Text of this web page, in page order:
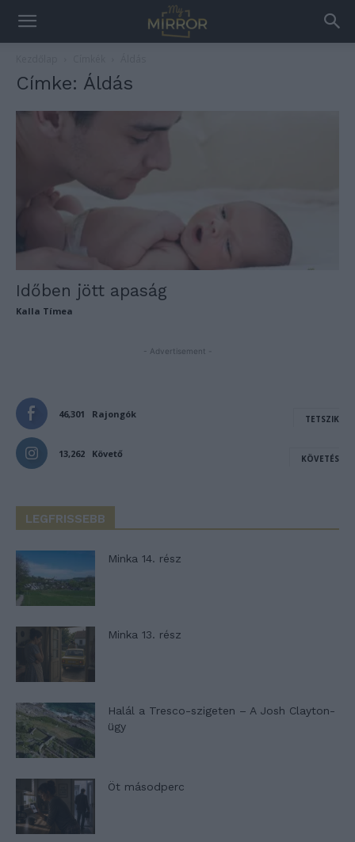
Címke: Áldás
Időben jött apaság
Kalla Tímea
- Advertisement -
46,301 Rajongók TETSZIK
13,262 Követő KÖVETÉS
LEGFRISSEBB
Minka 14. rész
Minka 13. rész
Halál a Tresco-szigeten – A Josh Clayton-
ügy
Öt másodperc